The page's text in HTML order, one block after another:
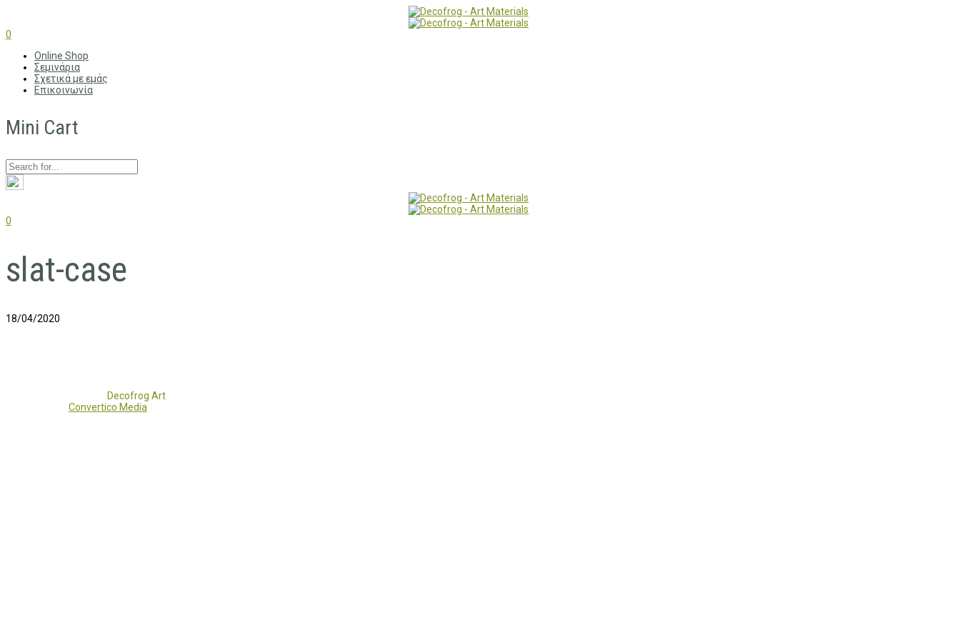
0
Online Shop
Σεμινάρια
Σχετικά με εμάς
Επικοινωνία
Mini Cart
0
slat-case
18/04/2020
Decofrog Art
Convertico Media